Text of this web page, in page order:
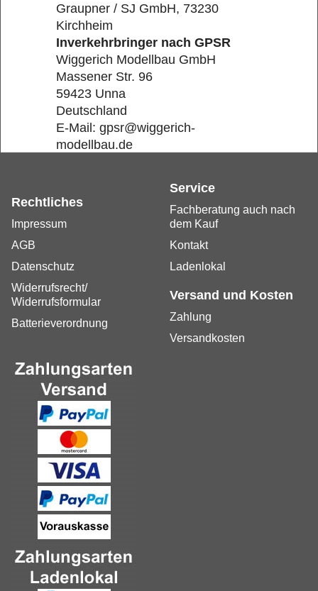
Graupner / SJ GmbH, 73230
Kirchheim
Inverkehrbringer nach GPSR
Wiggerich Modellbau GmbH
Massener Str. 96
59423 Unna
Deutschland
E-Mail: gpsr@wiggerich-
modellbau.de
Service
Fachberatung auch nach
dem Kauf
Kontakt
Ladenlokal
Rechtliches
Impressum
AGB
Datenschutz
Widerrufsrecht/
Widerrufsformular
Batterieverordnung
Versand und Kosten
Zahlung
Versandkosten